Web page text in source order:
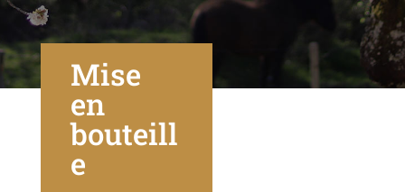
Mise
en
bouteill
e